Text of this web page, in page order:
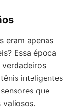
eram apenas
Essa época
inteligentes
que
valiosos.